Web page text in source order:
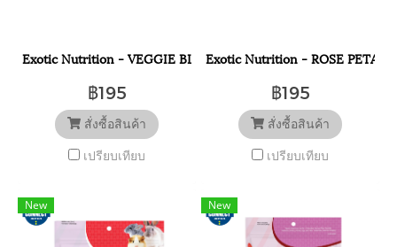
Exotic Nutrition - VEGGIE BLEND 3 OZ. / 85 กรัม.ขนมผักรวม ส
฿195
สั่งซื้อสินค้า
เปรียบเทียบ
Exotic Nutrition - ROSE
฿195
สั่งซื้อสินค้า
เปรียบเทียบ
New New